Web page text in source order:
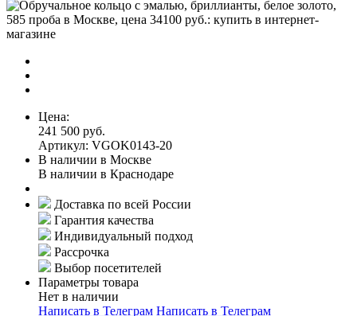
Цена:
241 500 руб.
Артикул: VGOK0143-20
В наличии в Москве
В наличии в Краснодаре
Доставка по всей России
Гарантия качества
Индивидуальный подход
Рассрочка
Выбор посетителей
Параметры товара
Нет в наличии
Написать в Телеграм Написать в Телеграм